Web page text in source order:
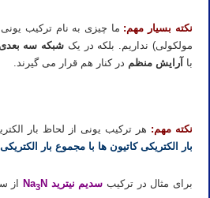
نکته بسیار مهم: ما چیزی به نام ترکیب
مولکولی) نداریم. بلکه در یک شبکه سه
با آرایش منظم در کنار هم قرار می گیرند.
نکته مهم: هر ترکیب یونی از لحاظ بار
بار الکتریکی کاتیون ها با مجموع بار
برای مثال در ترکیب سدیم نیترید Na 3N از